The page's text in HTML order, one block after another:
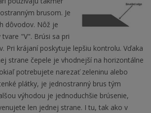
brusom. Je
dôvodov. Nôž je
"V". Brúsi sa pri
Pri krájaní poskytuje lepšiu kontrolu. Vďaka
strane čepele je vhodnejší na horizontálne
potrebujete narezať zeleninu alebo
plátky, je jednostranný brus tým
výhodou je jednoduchšie brúsenie,
len jednej strane. I tu, tak ako v